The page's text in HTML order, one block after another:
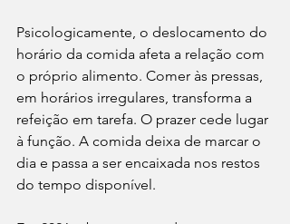
Psicologicamente, o deslocamento do
horário da comida afeta a relação com
o próprio alimento. Comer às pressas,
em horários irregulares, transforma a
refeição em tarefa. O prazer cede lugar
à função. A comida deixa de marcar o
dia e passa a ser encaixada nos restos
do tempo disponível.